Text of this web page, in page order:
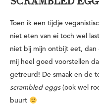
Toen ik een tijdje
niet eten van ei toch wel
niet bij mijn ontbijt eet, dan
mij heel goed voorstellen
getreurd! De smaak en de
scrambled eggs (ook wel
buurt